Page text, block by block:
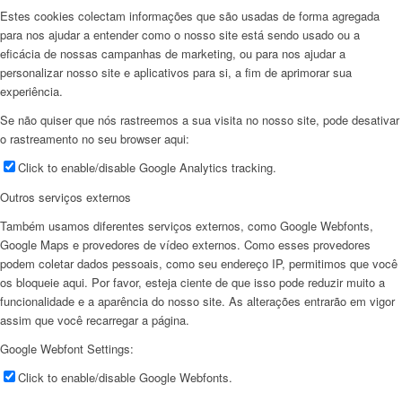
Estes cookies colectam informações que são usadas de forma agregada
para nos ajudar a entender como o nosso site está sendo usado ou a
eficácia de nossas campanhas de marketing, ou para nos ajudar a
personalizar nosso site e aplicativos para si, a fim de aprimorar sua
experiência.
Se não quiser que nós rastreemos a sua visita no nosso site, pode desativar
o rastreamento no seu browser aqui:
Click to enable/disable Google Analytics tracking.
Outros serviços externos
Também usamos diferentes serviços externos, como Google Webfonts,
Google Maps e provedores de vídeo externos. Como esses provedores
podem coletar dados pessoais, como seu endereço IP, permitimos que você
os bloqueie aqui. Por favor, esteja ciente de que isso pode reduzir muito a
funcionalidade e a aparência do nosso site. As alterações entrarão em vigor
assim que você recarregar a página.
Google Webfont Settings:
Click to enable/disable Google Webfonts.